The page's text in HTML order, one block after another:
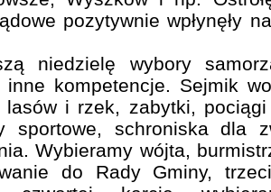
pozytywnie wpłynęły
niedzielę wybory
inne kompetencje. Sejmik
i rzek, zabytki,
sportowe, schroniska dla
Wybieramy wójta,
do Rady Gminy,